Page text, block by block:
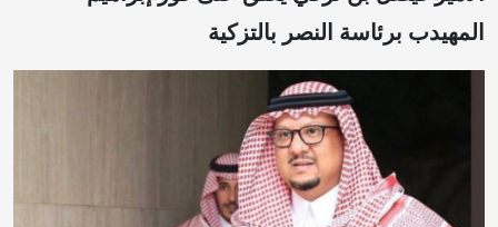
المهيدب برئاسة النصر بالتزكية